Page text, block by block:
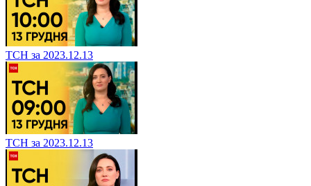
ТСН за 2023.12.13
ТСН за 2023.12.13